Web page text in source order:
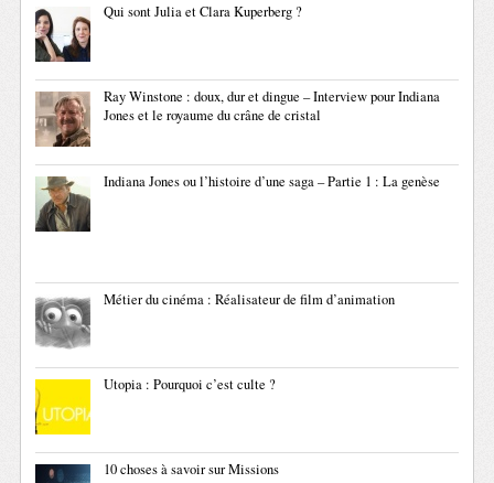
Qui sont Julia et Clara Kuperberg ?
Ray Winstone : doux, dur et dingue – Interview pour Indiana
Jones et le royaume du crâne de cristal
Indiana Jones ou l’histoire d’une saga – Partie 1 : La genèse
Métier du cinéma : Réalisateur de film d’animation
Utopia : Pourquoi c’est culte ?
10 choses à savoir sur Missions